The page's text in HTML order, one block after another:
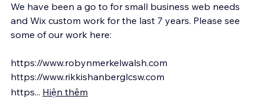
We have been a go to for small business web needs
and Wix custom work for the last 7 years. Please see
some of our work here:
https://www.robynmerkelwalsh.com
https://www.rikkishanberglcsw.com
https... Hiện thêm